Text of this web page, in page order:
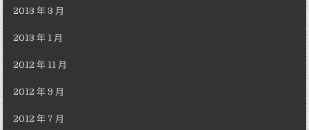
2013 年 3 月
2013 年 1 月
2012 年 11 月
2012 年 9 月
2012 年 7 月